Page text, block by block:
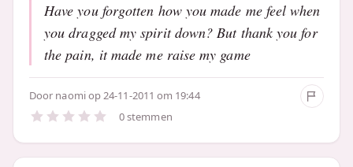
Have you forgotten how you made me feel when
you dragged my spirit down? But thank you for
the pain, it made me raise my game
Door naomiop 24-11-2011 om 19:44
0 stemmen